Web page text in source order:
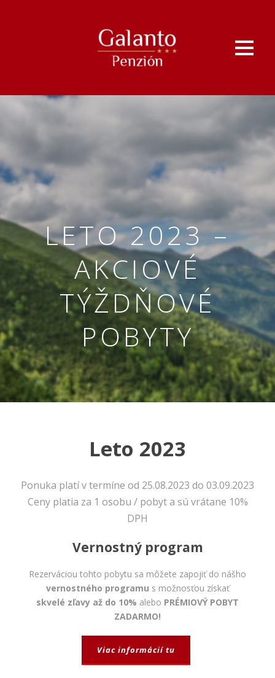
LETO 2023 –
AKCIOVÉ
TÝŽDŇOVÉ
POBYTY
Leto 2023
Ponuka platí v termíne od 25.08.2023 do 03.09.2023
Ceny platia za 1 osobu / pobyt a sú vrátane 10%
DPH
Vernostný program
Rezerváciou tohto pobytu sa môžete zapojiť do nášho
vernostného programu s možnosťou získať
skvelé zľavy až do 10% alebo PRÉMIOVÝ POBYT
ZADARMO!
Viac informácií tu
nevyhnutné
pre správne
fungovanie
bezpečnostné
nastavenia
alebo